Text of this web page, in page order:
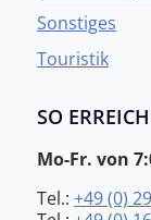
Sonstiges
Touristik
SO
Mo-Fr. von
Tel.: +49 (0)